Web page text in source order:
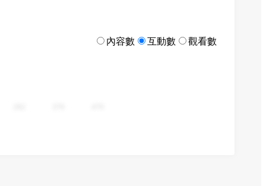
內容數 互動數 觀看數